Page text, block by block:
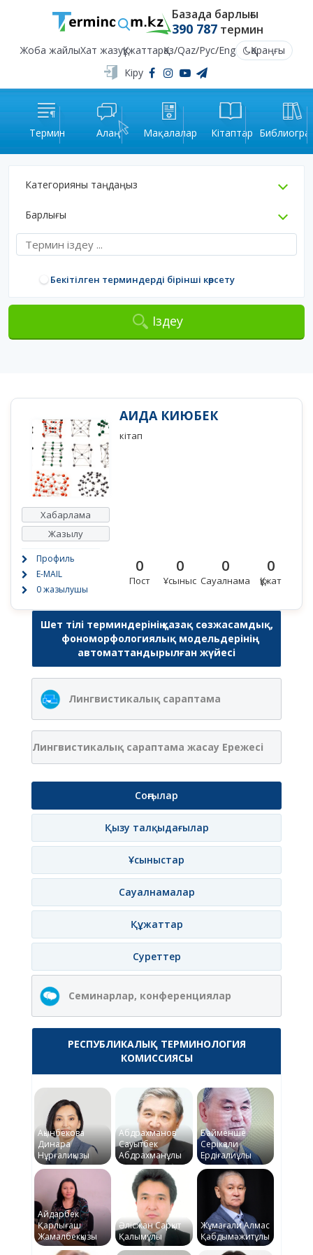
Базада барлығы
390 787термин
Жоба жайлыХат жазуҚұжаттарҚаз/Qaz/Рус/Eng
Қараңғы
Кіру
Термин Алаң Мақалалар Кітаптар
Категорияны таңдаңыз
Барлығы
Бекітілген терминдерді бірінші көрсету
Іздеу
Хабарлама
Жазылу
Профиль
E-MAIL
0 жазылушы
АИДА КИЮБЕК
кітап
0
Пост
0
Ұсыныс
0
Сауалнама
0
Құжат
Шет тілі терминдерінің қазақ сөзжасамдық,
фономорфологиялық модельдерінің
автоматтандырылған жүйесі
Лингвистикалық сараптама
Лингвистикалық сараптама жасау Ережесі
Соңғылар
Қызу талқыдағылар
Ұсыныстар
Сауалнамалар
Құжаттар
Суреттер
Семинарлар, конференциялар
РЕСПУБЛИКАЛЫҚ ТЕРМИНОЛОГИЯ
КОМИССИЯСЫ
Ақынбекова
Динара
Нұрғалиқызы
Абдрахманов
Сауытбек
Абдрахманұлы
Байменше
Серікқали
Ердіғалиұлы
Айдарбек
Қарлығаш
Жамалбекқызы
Әлісжан Сарқыт
Қалымұлы
Жұмағали Алмас
Қабдымәжитұлы